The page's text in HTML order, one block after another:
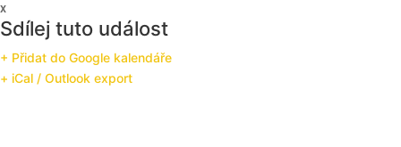
x
Sdílej tuto událost
+ Přidat do Google kalendáře
+ iCal / Outlook export